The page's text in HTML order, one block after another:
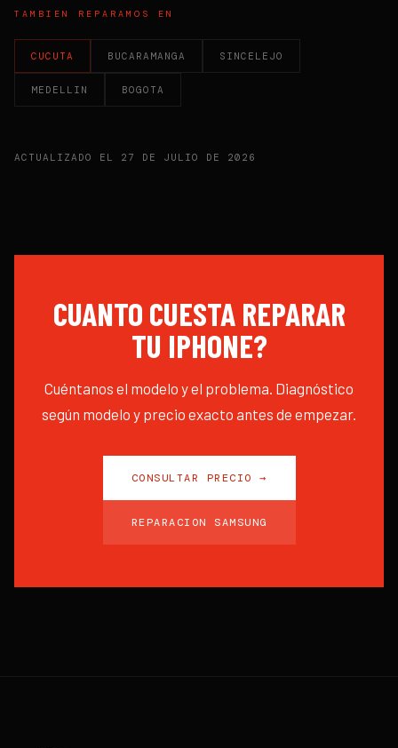
TAMBIEN REPARAMOS EN
CUCUTA BUCARAMANGA SINCELEJO
MEDELLIN BOGOTA
ACTUALIZADO EL 27 DE JULIO DE 2026
CUANTO CUESTA REPARAR
TU IPHONE?
Cuéntanos el modelo y el problema. Diagnóstico
según modelo y precio exacto antes de empezar.
CONSULTAR PRECIO →
REPARACION SAMSUNG